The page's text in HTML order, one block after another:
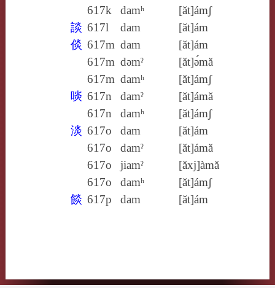
617k
damʰ
[ăt]ámʃ
談 617l dam
[ăt]ám
倓 617m dam
[ăt]ám
617m dǝmˀ
[ăt]ə́mă
617m damʰ
[ăt]ámʃ
啖 617n damˀ
[ăt]ámă
617n
damʰ
[ăt]ámʃ
淡 617o dam
[ăt]ám
617o
damˀ
[ăt]ámă
617o
jiamˀ
[ăxj]àmă
617o
damʰ
[ăt]ámʃ
餤 617p dam [ăt]ám